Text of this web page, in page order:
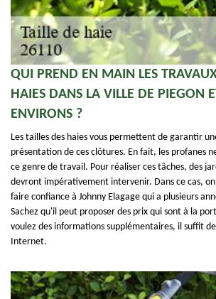
QUI PREND EN MAIN LES
HAIES DANS LA VILLE DE PIEGON
ENVIRONS ?
Les tailles des haies vous permettent de garantir
présentation de ces clôtures. En fait, les profanes
ce genre de travail. Pour réaliser ces tâches, des
devront impérativement intervenir. Dans ce cas,
faire confiance à Johnny Elagage qui a plusieurs
Sachez qu'il peut proposer des prix qui sont à la
voulez des informations supplémentaires, il suffit
Internet.